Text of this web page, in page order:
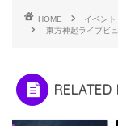
HOME
イベント
東方神起ライブビ
RELATED